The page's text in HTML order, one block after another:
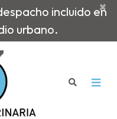
incluido en
urbano.
×